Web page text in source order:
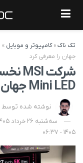
تک ناک»کامپیوتر و موبایل »
جهان را معرفی کرد
Mini LED جهان را معرفی کرد
نوشته شده توسط
1405 - 06:37